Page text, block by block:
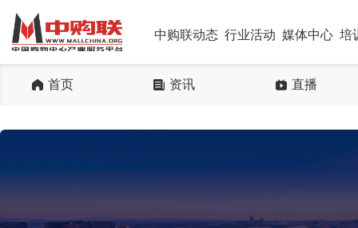
中购联动态 行业活动 媒体中心 培
首页 资讯 直播